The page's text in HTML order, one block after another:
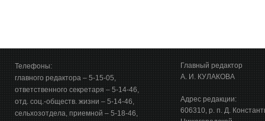
Телефоны:
главного редактора – 5-15-05,
ответственного секретаря – 5-14-46,
отд. соц.-обществ. жизни – 5-14-46,
сельхозотдела, приемной – 5-18-46,
Главный редактор
А. И. КУЛАКОВА
Адрес редакции:
606310, р. п. Д.